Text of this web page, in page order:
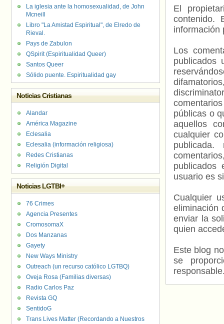
El
contenido.
información
Los
publicados
públicas o
aquellos
cualquier
usuario es
Cualquier
eliminación
enviar la
quien
Este blog
se
La iglesia ante la homosexualidad, de John
Mcneill
Libro "La Amistad Espiritual", de Elredo de
Rieval.
Pays de Zabulon
QSpirit (Espiritualidad Queer)
Santos Queer
Sólido puente. Espiritualidad gay
Noticias Cristianas
Alandar
América Magazine
Eclesalia
Eclesalia (información religiosa)
Redes Cristianas
Religión Digital
Noticias LGTBI+
76 Crimes
Agencia Presentes
CromosomaX
Dos Manzanas
Gayety
New Ways Ministry
Outreach (un recurso católico LGTBQ)
Oveja Rosa (Familias diversas)
Radio Carlos Paz
Revista GQ
SentidoG
Trans Lives Matter (Recordando a Nuestros